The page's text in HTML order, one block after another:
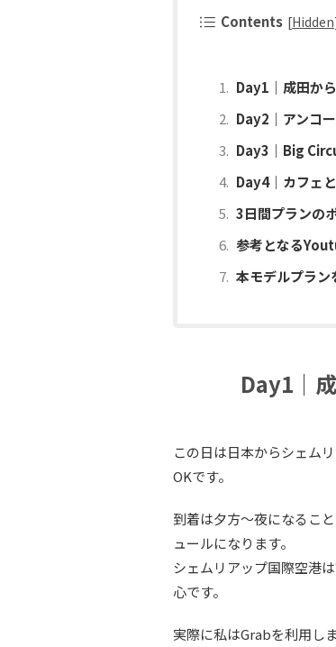
Contents [Hidden
Day1｜成田か
Day2｜アンコ
Day3｜Big
Day4｜カフェ
3日間プランの
参考となる
本モデルプラ
Day1｜
この日は日本からシェム
OKです。
到着は夕方〜夜になるこ
ュールになります。
シェムリアップ国際空港
心です。
実際に私はGrabを利用し